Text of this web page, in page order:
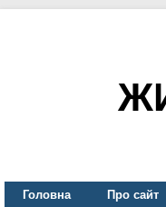
Головна Про сайт